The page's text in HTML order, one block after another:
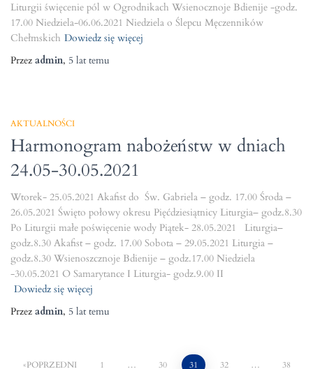
Liturgii święcenie pól w Ogrodnikach Wsienocznoje Bdienije -godz.
17.00 Niedziela-06.06.2021 Niedziela o Ślepcu Męczenników
Chełmskich Dowiedz się więcej
Przez admin, 5 lattemu
AKTUALNOŚCI
Harmonogram nabożeństw w dniach
24.05-30.05.2021
Wtorek- 25.05.2021 Akafist do Św. Gabriela – godz. 17.00 Środa –
26.05.2021 Święto połowy okresu Pięćdziesiątnicy Liturgia– godz.8.30
Po Liturgii małe poświęcenie wody Piątek- 28.05.2021 Liturgia–
godz.8.30 Akafist – godz. 17.00 Sobota – 29.05.2021 Liturgia –
godz.8.30 Wsienoszcznoje Bdienije – godz.17.00 Niedziela
-30.05.2021 O Samarytance I Liturgia- godz.9.00 II
Dowiedz się więcej
Przez admin, 5 lattemu
POPRZEDNI 1 … 30 31 32 … 38